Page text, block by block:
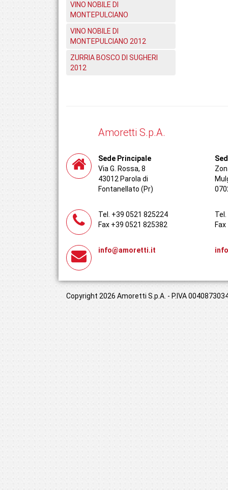
VINO NOBILE DI
MONTEPULCIANO
VINO NOBILE DI
MONTEPULCIANO 2012
ZURRIA BOSCO DI SUGHERI
2012
Amoretti S.p.A.
Sede Principale
Via G. Rossa, 8
43012 Parola di
Fontanellato (Pr)
Tel. +39 0521 825224
Fax +39 0521 825382
info@amoretti.it
Copyright 2026 Amoretti S.p.A. - P.IVA